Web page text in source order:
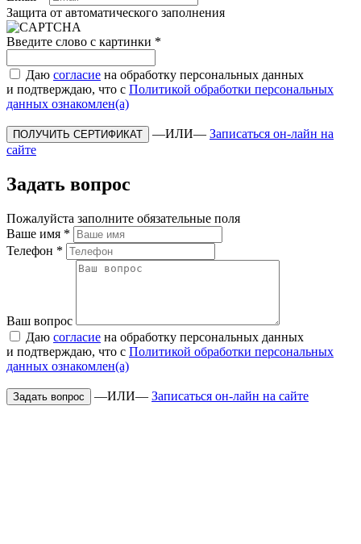
Защита от автоматического заполнения
Введите слово с картинки *
Даю согласие на обработку персональных данных
и подтверждаю, что с Политикой обработки персональных
данных ознакомлен(а)
—ИЛИ— Записаться он-лайн на
сайте
Задать вопрос
Пожалуйста заполните обязательные поля
Ваше имя *
Телефон *
Ваш вопрос
Даю согласие на обработку персональных данных
и подтверждаю, что с Политикой обработки персональных
данных ознакомлен(а)
—ИЛИ— Записаться он-лайн на сайте